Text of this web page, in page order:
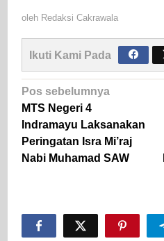
oleh Redaksi Cakrawala
Ikuti Kami Pada
Navigasi
pos
Pos sebelumnya
MTS Negeri 4
Indramayu Laksanakan
Peringatan Isra Mi’raj
Nabi Muhamad SAW